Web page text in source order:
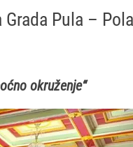
Pula – Pola
okruženje“